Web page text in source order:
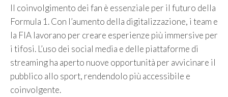
Il coinvolgimento dei fan è essenziale per il futuro della
Formula 1. Con l’aumento della digitalizzazione, i team e
la FIA lavorano per creare esperienze più immersive per
i tifosi. L’uso dei social media e delle piattaforme di
streaming ha aperto nuove opportunità per avvicinare il
pubblico allo sport, rendendolo più accessibile e
coinvolgente.